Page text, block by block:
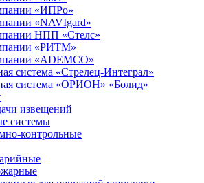
«ИПРо»
«NAVIgard»
НПП «Стелс»
«РИТМ»
«ADEMCO»
система «Стрелец-Интеграл»
система «ОРИОН» «Болид»
извещений
системы
контрольные